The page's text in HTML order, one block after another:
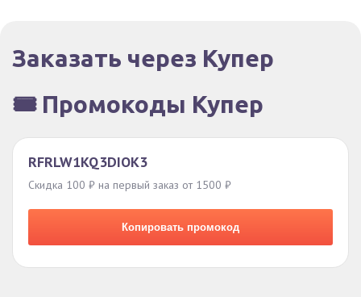
Заказать через Купер
🎟️ Промокоды Купер
RFRLW1KQ3DIOK3
Скидка 100 ₽ на первый заказ от 1500 ₽
Копировать промокод